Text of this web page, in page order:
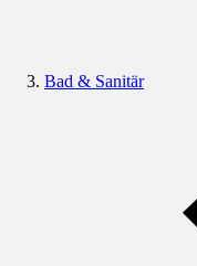
Bad & Sanitär